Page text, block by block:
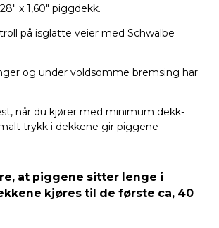
x 1,60" piggdekk.
på isglatte veier med Schwalbe
og under voldsomme bremsing har
når du kjører med minimum dekk-
trykk i dekkene gir piggene
at piggene sitter lenge i
kjøres til de første ca, 40